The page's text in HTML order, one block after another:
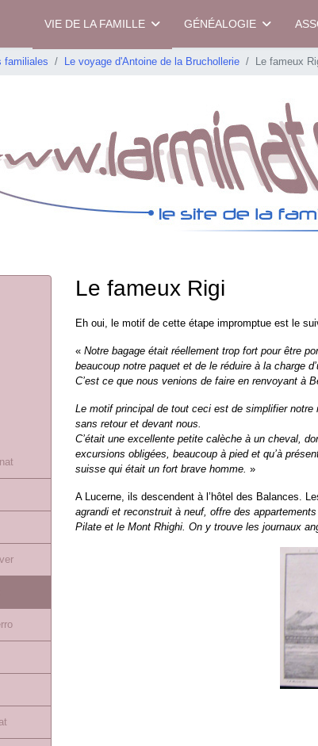
VIE DE LA FAMILLE GÉNÉALOGIE
familiales Le voyage d'Antoine de la Bruchollerie Le fameux
Le fameux Rigi
Eh oui, le motif de cette étape impromptue est le
« Notre bagage était réellement trop fort pour être
beaucoup notre paquet et de le réduire à la charge
C’est ce que nous venions de faire en renvoyant à
Le motif principal de tout ceci est de simplifier
sans retour et devant nous.
C’était une excellente petite calèche à un cheval,
excursions obligées, beaucoup à pied et qu’à
suisse qui était un fort brave homme. »
A Lucerne, ils descendent à l’hôtel des Balances.
agrandi et reconstruit à neuf, offre des
Pilate et le Mont Rhighi. On y trouve les journaux